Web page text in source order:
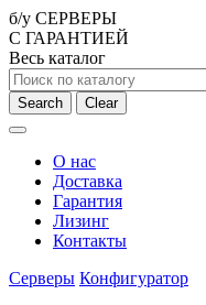
б/у СЕРВЕРЫ
С ГАРАНТИЕЙ
Весь каталог
Search Clear
О нас
Доставка
Гарантия
Лизинг
Контакты
Серверы Конфигуратор